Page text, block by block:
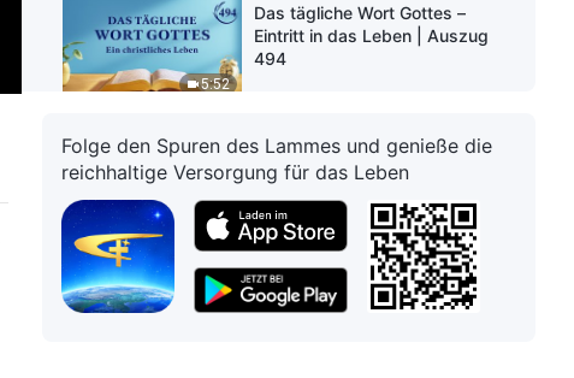
5:52
Das tägliche Wort Gottes –
Eintritt in das Leben | Auszug
494
11:21
Das tägliche Wort Gottes –
Eintritt in das Leben | Auszug
495
Das tägliche Wort Gottes –
Eintritt in das Leben | Auszug
496
Folge den Spuren des Lammes und genieße die
reichhaltige Versorgung für das Leben